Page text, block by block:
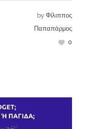
by Φίλιππος
Παπαπάρμος
0